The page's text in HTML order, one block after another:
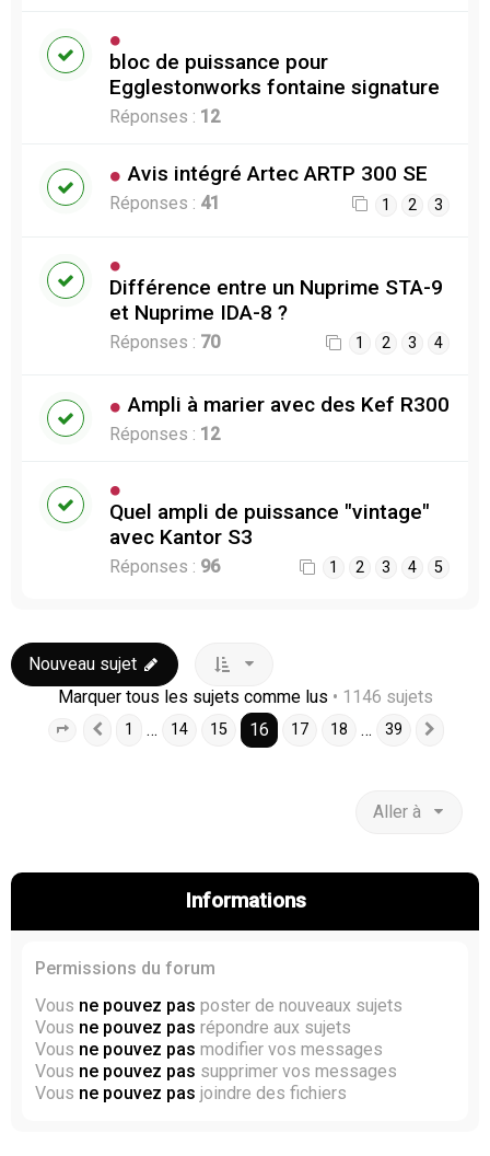
bloc de puissance pour
Egglestonworks fontaine signature
Réponses : 12
Avis intégré Artec ARTP 300 SE
Réponses : 41 1 2 3
Différence entre un Nuprime STA-9
et Nuprime IDA-8 ?
Réponses : 70 1 2 3 4
Ampli à marier avec des Kef R300
Réponses : 12
Quel ampli de puissance "vintage"
avec Kantor S3
Réponses : 96 1 2 3 4 5
Nouveau sujet
Marquer tous les sujets comme lus • 1146 sujets
Page 16 sur 39
Précédente
1 … 14 15 16 17 18 … 39
Aller à
Informations
Permissions du forum
Vous ne pouvez pas poster de nouveaux sujets
Vous ne pouvez pas répondre aux sujets
Vous ne pouvez pas modifier vos messages
Vous ne pouvez pas supprimer vos messages
Vous ne pouvez pas joindre des fichiers